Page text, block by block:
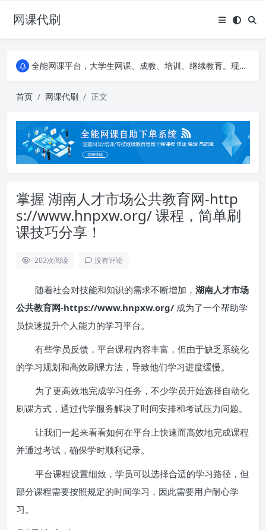
网课代刷
AI论文写作平台，根据真实文献内容生成论文
全能网课平台，大学生网课、成教、培训、继续教育。现已接入代刷代考项目3000+
全能网课平台，大学生网课、成教、培训、继续教育。现已接入代刷代考项目3000+
首页 网课代刷 正文
掌握 湖南人才市场公共教育网-http
s://www.hnpxw.org/ 课程，简单刷
课技巧分享！
203次阅读 没有评论
随着社会对技能和知识的需求不断增加， 湖南人才市场
公共教育网-https://www.hnpxw.org/ 成为了一个帮助学
员快速提升个人能力的学习平台。
有些学员反馈，平台课程内容丰富，但由于缺乏系统化
的学习规划和高效刷课方法，导致他们学习进度缓慢。
为了更高效地完成学习任务，不少学员开始选择自动化
刷课方式，通过代学服务解决了时间安排和考试压力问题。
让我们一起来看看如何在平台上快速而高效地完成课程
并通过考试，确保学时顺利记录。
平台课程设置细致，学员可以选择合适的学习路径，但
部分课程需要按照规定的时间学习，因此需要用户耐心学
习。